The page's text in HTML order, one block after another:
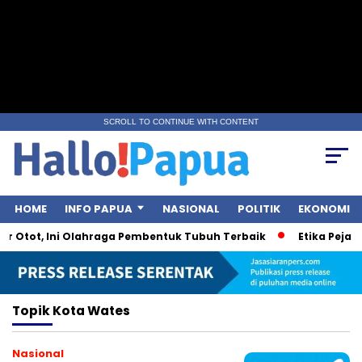
SCROLL TO CONTINUE WITH CONTENT
HOME INFO PAPUA NASIONAL POLITIK EKONOMI
Otot, Ini Olahraga Pembentuk Tubuh Terbaik Etika
TopikKota Wates
Nasional